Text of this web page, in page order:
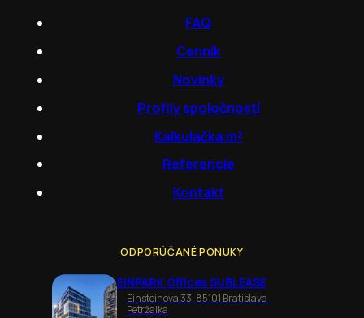
FAQ
Cenník
Novinky
Profily spoločností
Kalkulačka m²
Referencie
Kontakt
ODPORÚČANÉ PONUKY
EINPARK Offices SUBLEASE
Einsteinova 33, 85101 Bratislava-
Petržalka